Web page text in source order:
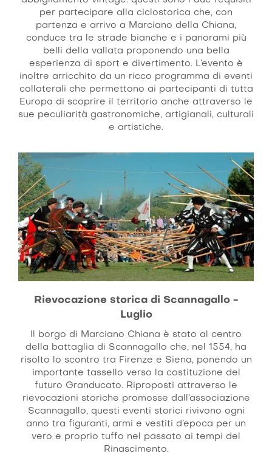
per partecipare alla ciclostorica che, con
partenza e arrivo a Marciano della Chiana,
conduce tra le strade bianche e i panorami più
belli della vallata proponendo una bella
esperienza di sport e divertimento. L’evento è
inoltre arricchito da un ricco programma di eventi
collaterali che permettono ai partecipanti di tutta
Europa di scoprire il territorio anche attraverso le
sue peculiarità gastronomiche, artigianali, culturali
e artistiche.
Rievocazione storica di Scannagallo -
Luglio
Il borgo di Marciano Chiana è stato al centro
della battaglia di Scannagallo che, nel 1554, ha
risolto lo scontro tra Firenze e Siena, ponendo un
importante tassello verso la costituzione del
futuro Granducato. Riproposti attraverso le
rievocazioni storiche promosse dall’associazione
Scannagallo, questi eventi storici rivivono ogni
anno tra figuranti, armi e vestiti d’epoca per un
vero e proprio tuffo nel passato ai tempi del
Rinascimento.